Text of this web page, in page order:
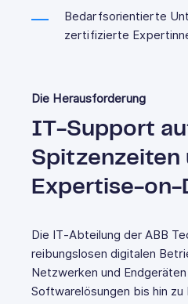
Bedarfsorientierte
zertifizierte
Die Herausforderung
IT-Support
Spitzenzeiten
Expertise-on-
Die IT‑Abteilung der ABB
reibungslosen digitalen
Netzwerken und
Softwarelösungen bis hin zu